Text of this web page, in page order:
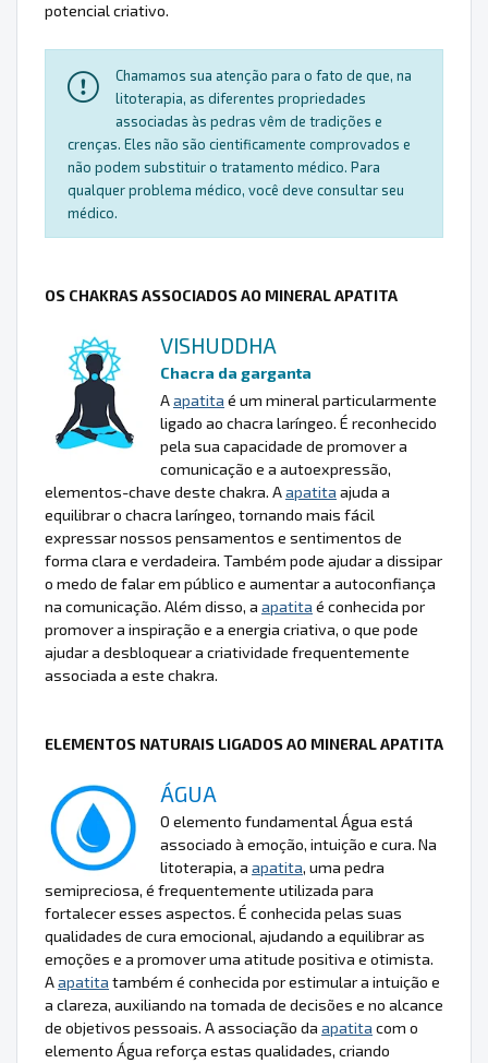
potencial criativo.
Chamamos sua atenção para o fato de que, na
litoterapia, as diferentes propriedades
associadas às pedras vêm de tradições e
crenças. Eles não são cientificamente comprovados e
não podem substituir o tratamento médico. Para
qualquer problema médico, você deve consultar seu
médico.
OS CHAKRAS ASSOCIADOS AO MINERAL APATITA
VISHUDDHA
Chacra da garganta
Aapatita é um mineral particularmente
ligado ao chacra laríngeo. É reconhecido
pela sua capacidade de promover a
comunicação e a autoexpressão,
elementos-chave deste chakra. Aapatita ajuda a
equilibrar o chacra laríngeo, tornando mais fácil
expressar nossos pensamentos e sentimentos de
forma clara e verdadeira. Também pode ajudar a dissipar
o medo de falar em público e aumentar a autoconfiança
na comunicação. Além disso, a apatita é conhecida por
promover a inspiração e a energia criativa, o que pode
ajudar a desbloquear a criatividade frequentemente
associada a este chakra.
ELEMENTOS NATURAIS LIGADOS AO MINERAL APATITA
ÁGUA
O elemento fundamental Água está
associado à emoção, intuição e cura. Na
litoterapia, a apatita, uma pedra
semipreciosa, é frequentemente utilizada para
fortalecer esses aspectos. É conhecida pelas suas
qualidades de cura emocional, ajudando a equilibrar as
emoções e a promover uma atitude positiva e otimista.
Aapatita também é conhecida por estimular a intuição e
a clareza, auxiliando na tomada de decisões e no alcance
de objetivos pessoais. A associação da apatita com o
elemento Água reforça estas qualidades, criando